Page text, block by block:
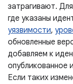
затрагивают.
где указаны
уязвимости,
обновленные
добавляем к
опубликованное
Если таких